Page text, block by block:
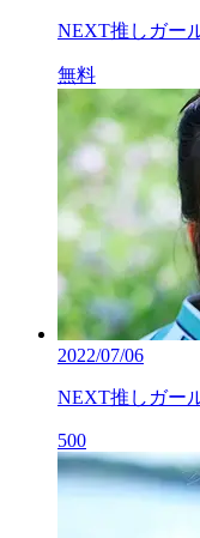
NEXT推しガー
無料
2022/07/06
NEXT推しガー
500